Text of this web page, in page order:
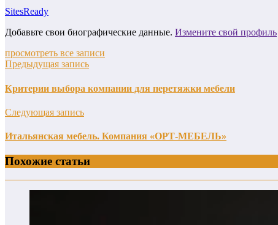
SitesReady
Добавьте свои биографические данные. Измените свой профиль
просмотреть все записи
Предыдущая запись
Критерии выбора компании для перетяжки мебели
Следующая запись
Итальянская мебель. Компания «ОРТ-МЕБЕЛЬ»
Похожие статьи